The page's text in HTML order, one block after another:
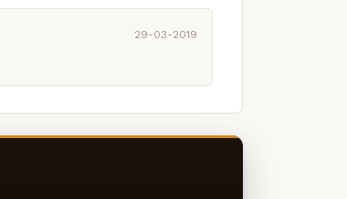
29-03-2019